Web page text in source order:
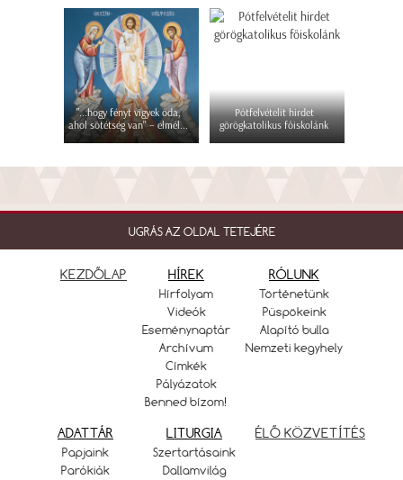
"...hogy fényt vigyek oda,
ahol sötétség van" – elmél...
Pótfelvételit hirdet
görögkatolikus főiskolánk
UGRÁS AZ OLDAL TETEJÉRE
KEZDŐLAP HÍREK
Hírfolyam
Videók
Eseménynaptár
Archívum
Címkék
Pályázatok
Benned bízom!
RÓLUNK
Történetünk
Püspökeink
Alapító bulla
Nemzeti kegyhely
ADATTÁR
Papjaink
Parókiák
LITURGIA
Szertartásaink
Dallamvilág
ÉLŐ KÖZVETÍTÉS